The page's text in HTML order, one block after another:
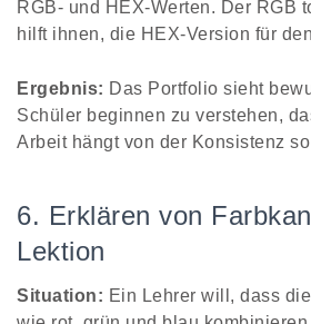
RGB- und HEX-Werten. Der RGB
hilft ihnen, die HEX-Version für
Ergebnis: Das Portfolio sieht
Schüler beginnen zu verstehen,
Arbeit hängt von der Konsistenz
6. Erklären von
Lektion
Situation: Ein Lehrer will, dass